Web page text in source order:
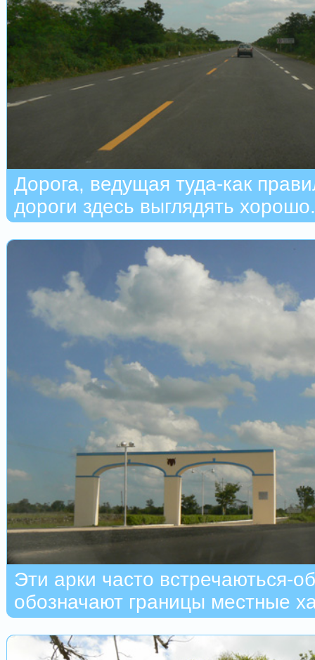
Дорога, ведущая туда-как
дороги здесь выглядять хорошо.
Эти арки часто встречаються-
обозначают границы местные